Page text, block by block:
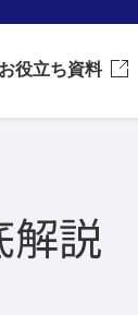
お役立ち資料
解説